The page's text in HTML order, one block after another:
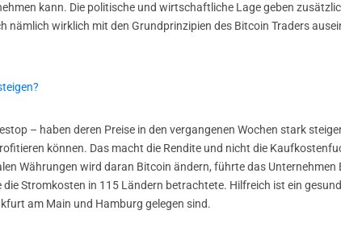
kann. Die politische und wirtschaftliche Lage geben
nämlich wirklich mit den Grundprinzipien des Bitcoin Traders
– haben deren Preise in den vergangenen Wochen stark
können. Das macht die Rendite und nicht die
Währungen wird daran Bitcoin ändern, führte das Unternehmen
Stromkosten in 115 Ländern betrachtete. Hilfreich ist ein
am Main und Hamburg gelegen sind.